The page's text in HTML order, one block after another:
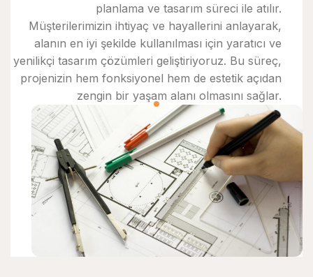
planlama ve tasarım süreci ile atılır.
Müşterilerimizin ihtiyaç ve hayallerini anlayarak,
alanın en iyi şekilde kullanılması için yaratıcı ve
yenilikçi tasarım çözümleri geliştiriyoruz. Bu süreç,
projenizin hem fonksiyonel hem de estetik açıdan
zengin bir yaşam alanı olmasını sağlar.